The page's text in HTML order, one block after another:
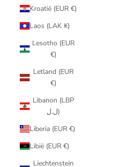
Kroatië (EUR €)
Laos (LAK ₭)
Lesotho (EUR
€)
Letland (EUR
€)
Libanon (LBP
ل.ل)
Liberia (EUR €)
Libië (EUR €)
Liechtenstein